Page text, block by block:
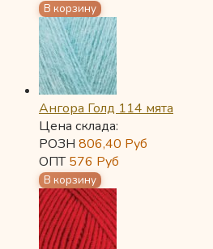
Ангора Голд 114 мята
Цена склада:
РОЗН 806,40 Руб
ОПТ576 Руб